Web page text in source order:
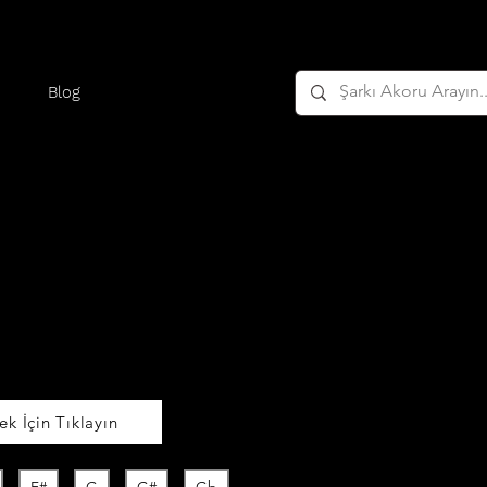
Blog
İçin Tıklayın